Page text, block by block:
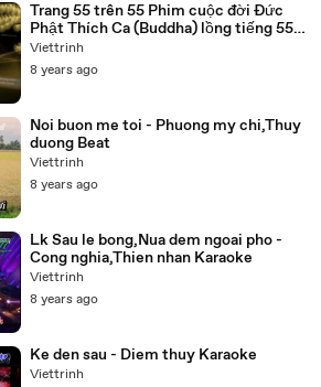
Trang 55 trên 55 Phim cuộc đời Đức
Phật Thích Ca (Buddha) lồng tiếng 55
tập trọn bộ
Viettrinh
8 years ago
Noi buon me toi - Phuong my chi,Thuy
duong Beat
Viettrinh
8 years ago
Lk Sau le bong,Nua dem ngoai pho -
Cong nghia,Thien nhan Karaoke
Viettrinh
8 years ago
Ke den sau - Diem thuy Karaoke
Viettrinh